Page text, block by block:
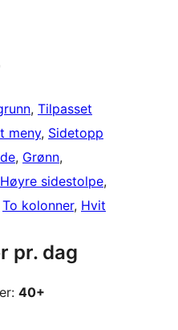
, Tilpasset
meny, Sidetopp
, Grønn
Høyre sidestolpe
To kolonner, Hvit
pr. dag
40+